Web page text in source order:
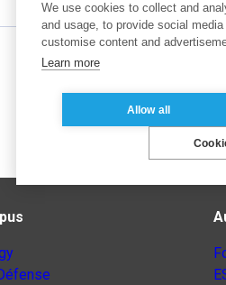
We use cookies to collect and
and usage, to provide social
customise content and
Learn more
Allow all